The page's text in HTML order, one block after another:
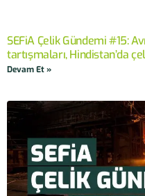
SEFiA Çelik Gündemi #15:
tartışmaları, Hindistan’da
Devam Et »